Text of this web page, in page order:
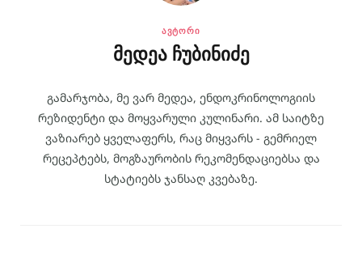
ᲐᲕᲢᲝᲠᲘ
მედეა ჩუბინიძე
გამარჯობა, მე ვარ მედეა, ენდოკრინოლოგიის
რეზიდენტი და მოყვარული კულინარი. ამ საიტზე
ვაზიარებ ყველაფერს, რაც მიყვარს - გემრიელ
რეცეპტებს, მოგზაურობის რეკომენდაციებსა და
სტატიებს ჯანსაღ კვებაზე.